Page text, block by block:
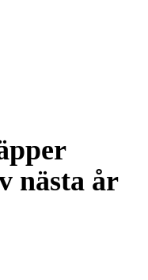
nästa år